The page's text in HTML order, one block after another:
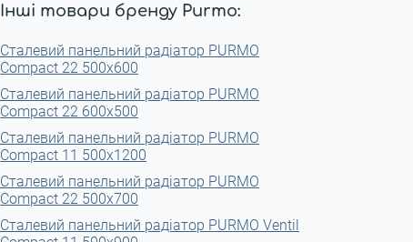
Інші товари бренду Purmo:
Сталевий панельний радіатор PURMO
Compact 22 500x600
Сталевий панельний радіатор PURMO
Compact 22 600x500
Сталевий панельний радіатор PURMO
Compact 11 500x1200
Сталевий панельний радіатор PURMO
Compact 22 500x700
Сталевий панельний радіатор PURMO Ventil